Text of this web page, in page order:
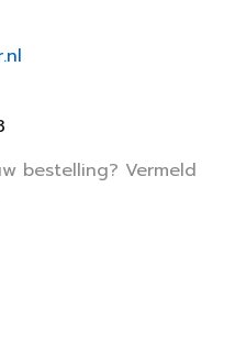
bestelling? Vermeld